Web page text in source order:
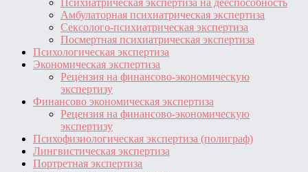
Амбулаторная психиатрическая экспертиза
Сексолого-психиатрическая экспертиза
Посмертная психиатрическая экспертиза
Психологическая экспертиза
Экономическая экспертиза
Рецензия на финансово-экономическую
экспертизу
Финансово экономическая экспертиза
Рецензия на финансово-экономическую
экспертизу
Психофизиологическая экспертиза (полиграф)
Лингвистическая экспертиза
Портретная экспертиза